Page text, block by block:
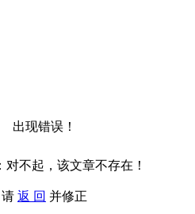
出现错误！
对不起，该文章不存在！
请 返 回 并修正